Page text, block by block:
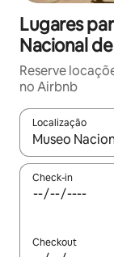
Lugares
Nacional
Reserve
no Airbnb
Localização
Quando os
Check-in
Checkout